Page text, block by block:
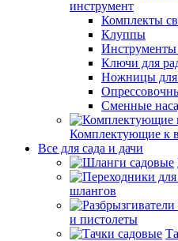
инструмент
Комплекты
Клуппы
Инструменты
Ключи для
Ножницы для
Сменные
Комплектующие к
Все для сада и дачи
шлангов
и пистолеты